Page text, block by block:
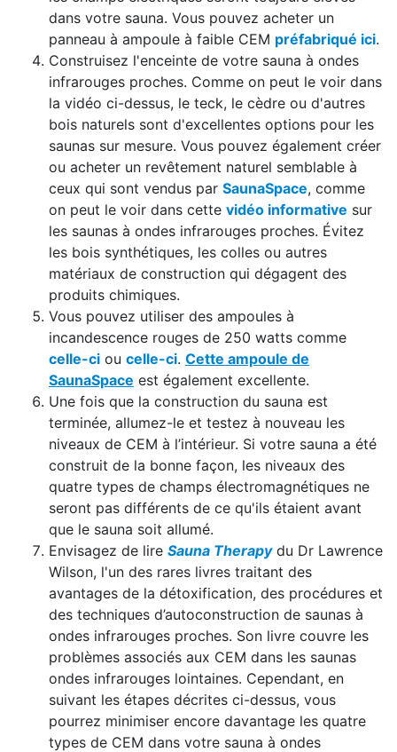
dans votre sauna. Vous pouvez acheter un
panneau à ampoule à faible CEM préfabriqué ici.
Construisez l'enceinte de votre sauna à ondes
infrarouges proches. Comme on peut le voir dans
la vidéo ci-dessus, le teck, le cèdre ou d'autres
bois naturels sont d'excellentes options pour les
saunas sur mesure. Vous pouvez également créer
ou acheter un revêtement naturel semblable à
ceux qui sont vendus par SaunaSpace, comme
on peut le voir dans cette vidéo informative sur
les saunas à ondes infrarouges proches. Évitez
les bois synthétiques, les colles ou autres
matériaux de construction qui dégagent des
produits chimiques.
Vous pouvez utiliser des ampoules à
incandescence rouges de 250 watts comme
celle-ci ou celle-ci. Cette ampoule de
SaunaSpace est également excellente.
Une fois que la construction du sauna est
terminée, allumez-le et testez à nouveau les
niveaux de CEM à l’intérieur. Si votre sauna a été
construit de la bonne façon, les niveaux des
quatre types de champs électromagnétiques ne
seront pas différents de ce qu'ils étaient avant
que le sauna soit allumé.
Envisagez de lire Sauna Therapydu Dr Lawrence
Wilson, l'un des rares livres traitant des
avantages de la détoxification, des procédures et
des techniques d’autoconstruction de saunas à
ondes infrarouges proches. Son livre couvre les
problèmes associés aux CEM dans les saunas
ondes infrarouges lointaines. Cependant, en
suivant les étapes décrites ci-dessus, vous
pourrez minimiser encore davantage les quatre
types de CEM dans votre sauna à ondes